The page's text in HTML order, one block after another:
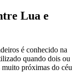
Lua e
é conhecido na
quando dois ou
muito próximas do céu